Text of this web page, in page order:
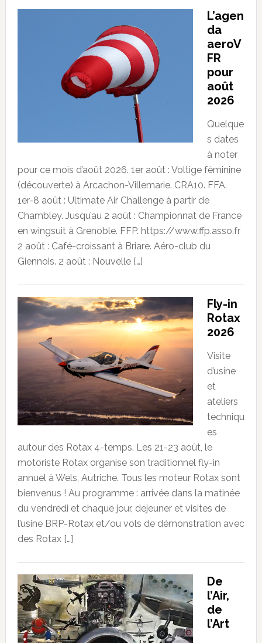
L’agen
da
aeroV
FR
pour
août
2026
Quelque
s dates
à noter
pour ce mois d’août 2026. 1er août : Voltige féminine
(découverte) à Arcachon-Villemarie. CRA10. FFA.
1er-8 août : Ultimate Air Challenge à partir de
Chambley. Jusqu’au 2 août : Championnat de France
en wingsuit à Grenoble. FFP. https://www.ffp.asso.fr
2 août : Café-croissant à Briare. Aéro-club du
Giennois. 2 août : Nouvelle […]
Fly-in
Rotax
2026
Visite
d’usine
et
ateliers
techniqu
es
autour des Rotax 4-temps. Les 21-23 août, le
motoriste Rotax organise son traditionnel fly-in
annuel à Wels, Autriche. Tous les moteur Rotax sont
bienvenus ! Au programme : arrivée dans la matinée
du vendredi et chaque jour, dejeuner et visites de
l’usine BRP-Rotax et/ou vols de démonstration avec
des Rotax […]
De
l’Air,
de
l’Art